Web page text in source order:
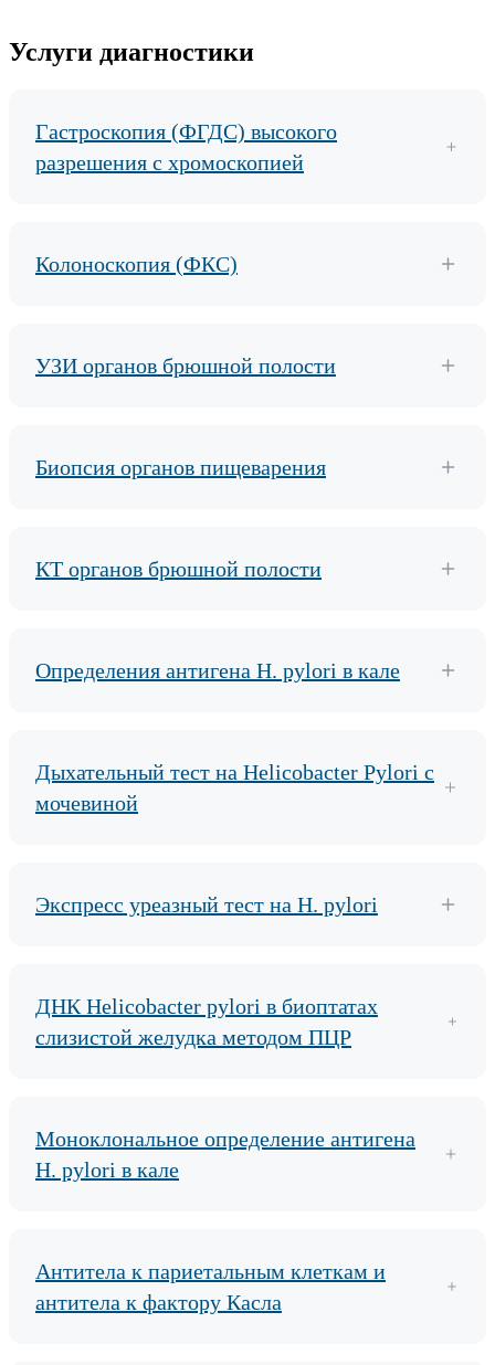
Услуги диагностики
Гастроскопия (ФГДС) высокого
разрешения с хромоскопией
Колоноскопия (ФКС)
УЗИ органов брюшной полости
Биопсия органов пищеварения
КТ органов брюшной полости
Определения антигена H. pylori в кале
Дыхательный тест на Helicobacter Pylori с
мочевиной
Экспресс уреазный тест на H. pylori
ДНК Helicobacter pylori в биоптатах
слизистой желудка методом ПЦР
Моноклональное определение антигена
H. pylori в кале
Антитела к париетальным клеткам и
антитела к фактору Касла